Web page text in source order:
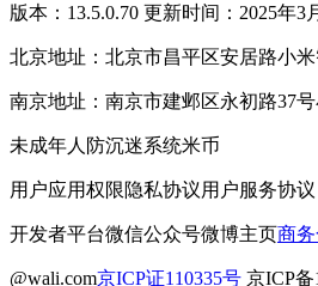
版本：13.5.0.70 更新时间：2025年3
北京地址：北京市昌平区安居路小
南京地址：南京市建邺区永初路37
未成年人防沉迷系统米币
用户应用权限隐私协议用户服务协议
开发者平台微信公众号微博主页商
@wali.com京ICP证110335号 京ICP备